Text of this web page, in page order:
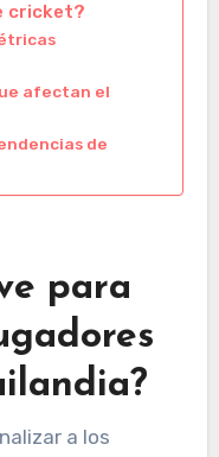
cricket?
afectan el
de
para
a los